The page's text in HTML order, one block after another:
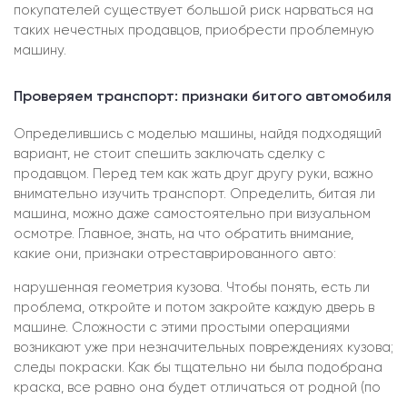
покупателей существует большой риск нарваться на
таких нечестных продавцов, приобрести проблемную
машину.
Проверяем транспорт: признаки битого автомобиля
Определившись с моделью машины, найдя подходящий
вариант, не стоит спешить заключать сделку с
продавцом. Перед тем как жать друг другу руки, важно
внимательно изучить транспорт. Определить, битая ли
машина, можно даже самостоятельно при визуальном
осмотре. Главное, знать, на что обратить внимание,
какие они, признаки отреставрированного авто:
нарушенная геометрия кузова. Чтобы понять, есть ли
проблема, откройте и потом закройте каждую дверь в
машине. Сложности с этими простыми операциями
возникают уже при незначительных повреждениях кузова;
следы покраски. Как бы тщательно ни была подобрана
краска, все равно она будет отличаться от родной (по